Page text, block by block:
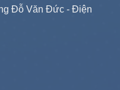
Đỗ Văn Đức - Điện